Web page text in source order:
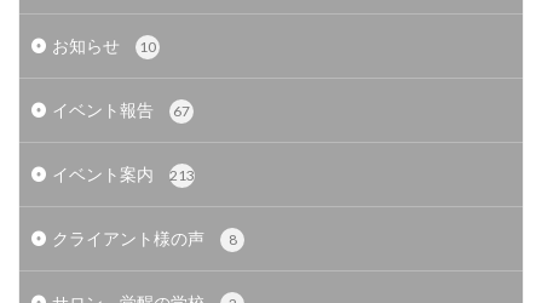
お知らせ 10
イベント報告 67
イベント案内 213
クライアント様の声 8